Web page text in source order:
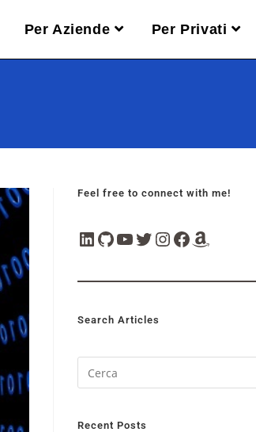
Per Aziende Per Privati
Feel free to connect with me!
Search Articles
Recent Posts